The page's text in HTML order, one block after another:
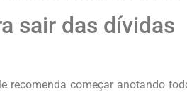
sair das dívidas
recomenda começar anotando